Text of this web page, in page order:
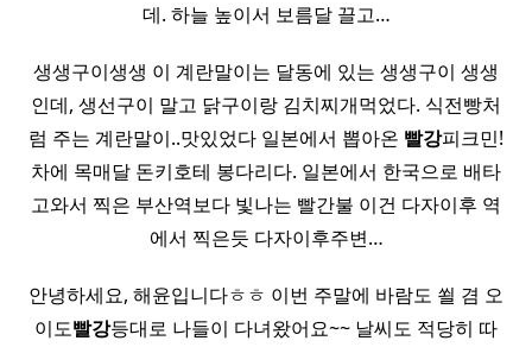
데. 하늘 높이서 보름달 끌고…
생생구이생생 이 계란말이는 달동에 있는 생생구이 생생
인데, 생선구이 말고 닭구이랑 김치찌개먹었다. 식전빵처
럼 주는 계란말이..맛있었다 일본에서 뽑아온 빨강피크민!
차에 목매달 돈키호테 봉다리다. 일본에서 한국으로 배타
고와서 찍은 부산역보다 빛나는 빨간불 이건 다자이후 역
에서 찍은듯 다자이후주변…
안녕하세요, 해윤입니다ㅎㅎ 이번 주말에 바람도 쐴 겸 오
이도빨강등대로 나들이 다녀왔어요~~ 날씨도 적당히 따